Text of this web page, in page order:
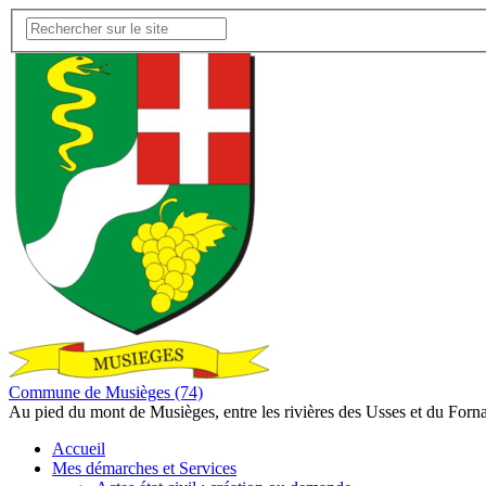
Commune de Musièges (74)
Au pied du mont de Musièges, entre les rivières des Usses et du
Accueil
Mes démarches et Services